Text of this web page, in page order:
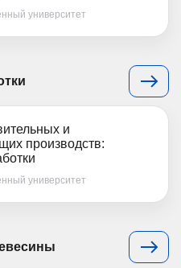
университет
и
производств:
университет